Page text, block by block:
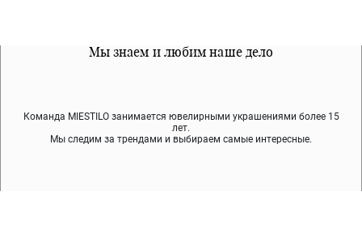
Мы знаем и любим наше дело
Команда MIESTILO занимается ювелирными украшениями более 15
лет.
Мы следим за трендами и выбираем самые интересные.
Все наши материалы гипоалергенны
Мы используем покрытие (родий, ювелирный сплав), которое не
содержит никеля и свинца — это исключает аллергию.
Примерка перед покупкой
Во время доставки спокойно примеряйте украшения, выбирайте те,
что вам нравятся, остальные заберёт курьер.